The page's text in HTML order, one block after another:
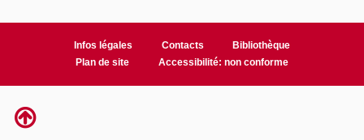
Infos légales Contacts
Bibliothèque
Plan de site
Accessibilité: non conforme